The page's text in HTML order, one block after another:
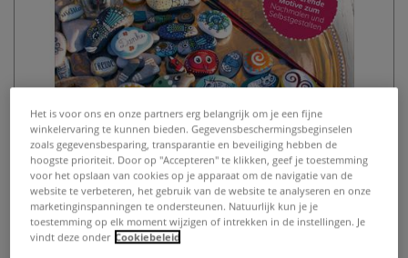
Lieblingssteine
0 Beoordeling
Het is voor ons en onze partners erg belangrijk om je een fijne
winkelervaring te kunnen bieden. Gegevensbeschermingsbeginselen
zoals gegevensbesparing, transparantie en beveiliging hebben de
hoogste prioriteit. Door op "Accepteren" te klikken, geef je toestemming
voor het opslaan van cookies op je apparaat om de navigatie van de
website te verbeteren, het gebruik van de website te analyseren en onze
marketinginspanningen te ondersteunen. Natuurlijk kun je je
toestemming op elk moment wijzigen of intrekken in de instellingen. Je
vindt deze onder Cookiebeleid